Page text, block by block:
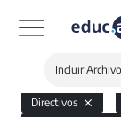
Incluir
Directivos